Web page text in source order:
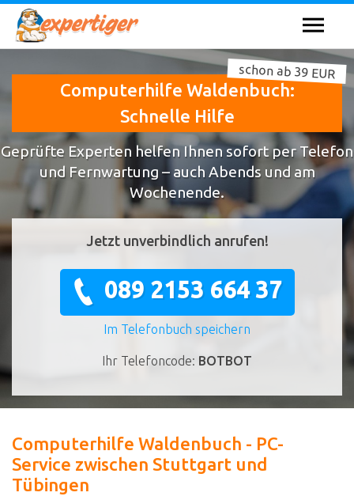
Computerhilfe Waldenbuch:
Schnelle Hilfe
schon ab 39 EUR
Geprüfte Experten helfen Ihnen sofort per Telefon
und Fernwartung – auch Abends und am
Wochenende.
Jetzt unverbindlich anrufen!
089 2153 664 37
Im Telefonbuch speichern
Ihr Telefoncode: BOTBOT
Computerhilfe Waldenbuch - PC-
Service zwischen Stuttgart und
Tübingen